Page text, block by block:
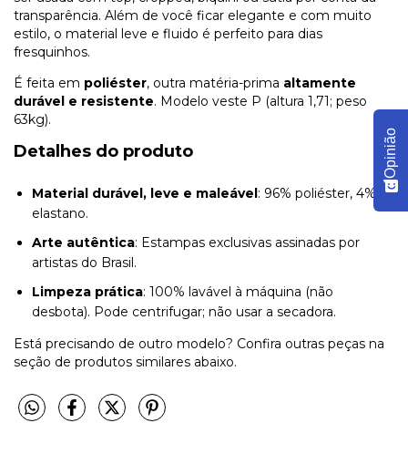
transparência. Além de você ficar elegante e com muito
estilo, o material leve e fluido é perfeito para dias
fresquinhos.
É feita em poliéster, outra matéria-prima altamente
durável e resistente. Modelo veste P (altura 1,71; peso
63kg).
Detalhes do produto
Material durável, leve e maleável: 96% poliéster, 4%
elastano.
Arte autêntica: Estampas exclusivas assinadas por
artistas do Brasil.
Limpeza prática: 100% lavável à máquina (não
desbota). Pode centrifugar; não usar a secadora.
Está precisando de outro modelo? Confira outras peças na
seção de produtos similares abaixo.
Opinião